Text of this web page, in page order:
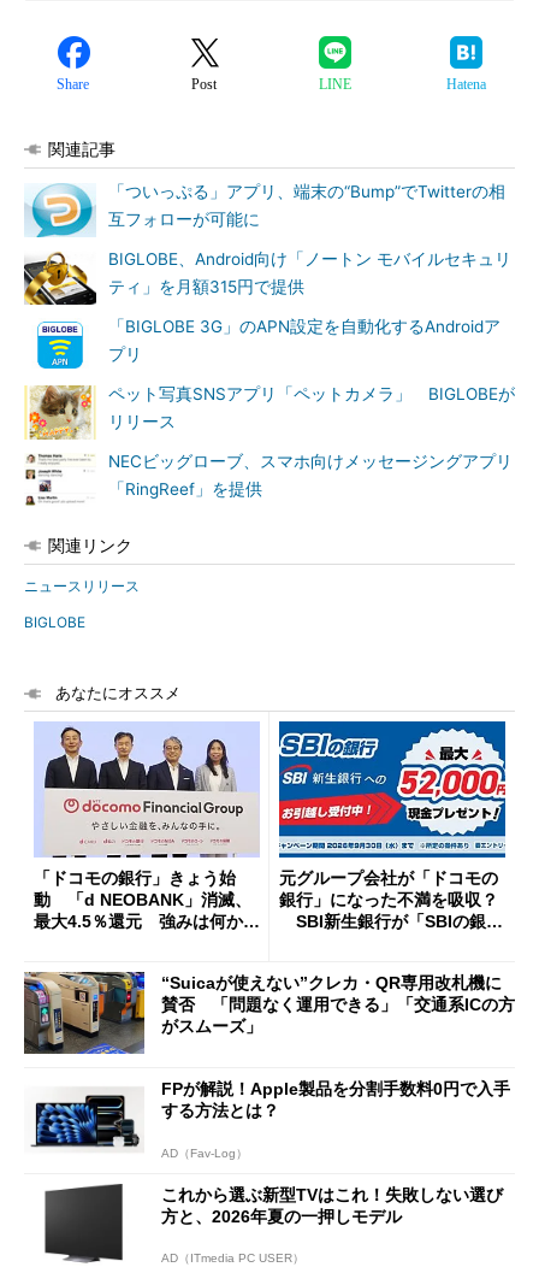
Share Post LINE Hatena
関連記事
「ついっぷる」アプリ、端末の“Bump”でTwitterの相
互フォローが可能に
BIGLOBE、Android向け「ノートン モバイルセキュリ
ティ」を月額315円で提供
「BIGLOBE 3G」のAPN設定を自動化するAndroidア
プリ
ペット写真SNSアプリ「ペットカメラ」 BIGLOBEが
リリース
NECビッグローブ、スマホ向けメッセージングアプリ
「RingReef」を提供
関連リンク
ニュースリリース
BIGLOBE
あなたにオススメ
「ドコモの銀行」きょう始
動 「d NEOBANK」消滅、
最大4.5％還元 強みは何か解
元グループ会社が「ドコモの
銀行」になった不満を吸収？
SBI新生銀行が「SBIの銀
開催
“Suicaが使えない”クレカ・QR専用改札機に
賛否 「問題なく運用できる」「交通系ICの方
がスムーズ」
FPが解説！Apple製品を分割手数料0円で入手
する方法とは？
AD（Fav-Log）
これから選ぶ新型TVはこれ！失敗しない選び
方と、2026年夏の一押しモデル
AD（ITmedia PC USER）